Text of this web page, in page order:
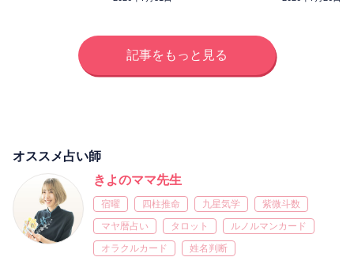
記事をもっと見る
オススメ占い師
きよのママ先生
宿曜 四柱推命 九星気学
紫微斗数
マヤ暦占い
タロット
ルノルマンカード
オラクルカード
姓名判断